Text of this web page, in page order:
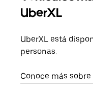
UberXL
UberXL está
personas.
Conoce más sobre